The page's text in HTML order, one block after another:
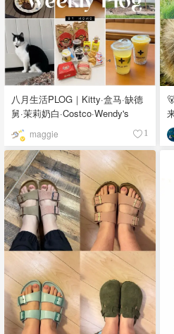
八月生活PLOG｜Kitty·盒马·缺德
舅·茉莉奶白·Costco·Wendy's
maggie 1